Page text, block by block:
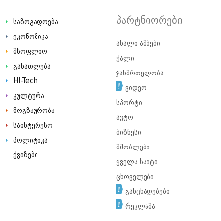
საზოგადოება
ეკონომიკა
მსოფლიო
განათლება
HI-Tech
კულტურა
მოგზაურობა
საინტერესო
პოლიტიკა
ქვიზები
პარტნიორები
ახალი ამბები
ქალი
ჯანმრთელობა
ვიდეო
სპორტი
ავტო
ბიზნესი
მშობლები
ყველა საიტი
ცხოველები
განცხადებები
რეკლამა